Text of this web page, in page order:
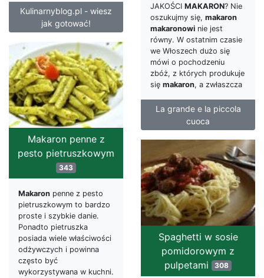
Kulinarnyblog.pl - wiesz
jak gotować!
JAKOŚCI MAKARON? Nie
oszukujmy się, makaron
makaronowi nie jest
równy. W ostatnim czasie
we Włoszech dużo się
mówi o pochodzeniu
zbóż, z których produkuje
się makaron, a zwłaszcza
La grande e la piccola
cuoca
Makaron penne z
pesto pietruszkowym
343
Makaron penne z pesto
pietruszkowym to bardzo
proste i szybkie danie.
Ponadto pietruszka
posiada wiele właściwości
odżywczych i powinna
często być
wykorzystywana w kuchni.
Spaghetti w sosie
pomidorowym z
pulpetami 308